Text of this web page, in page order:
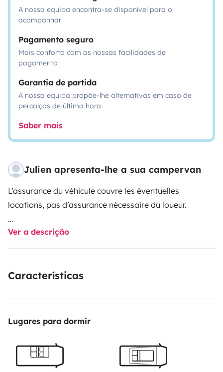
A nossa equipa encontra-se disponível para o
acompanhar
Pagamento seguro
Mais conforto com as nossas facilidades de
pagamento
Garantia de partida
A nossa equipa propõe-lhe alternativas em caso de
percalços de última hora
Saber mais
Julien apresenta-lhe a sua campervan
L’assurance du véhicule couvre les éventuelles
locations, pas d’assurance nécessaire du loueur.
Avec son mode 4x4, osez l’aventure surtout que le
panneau solaire ainsi que le réservoir d’eau
semaine en pleine nature
clair et vidange eau usée après la location : 100chf
Ver a descrição
Características
Lugares para dormir